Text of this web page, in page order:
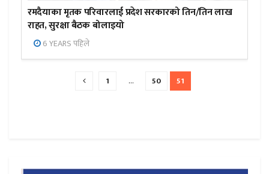
रमदैयाका मृतक परिवारलाई प्रदेश सरकारको तिन/तिन लाख
राहत, सुरक्षा बैठक बोलाइयो
6 YEARS पहिले
1 … 50 51